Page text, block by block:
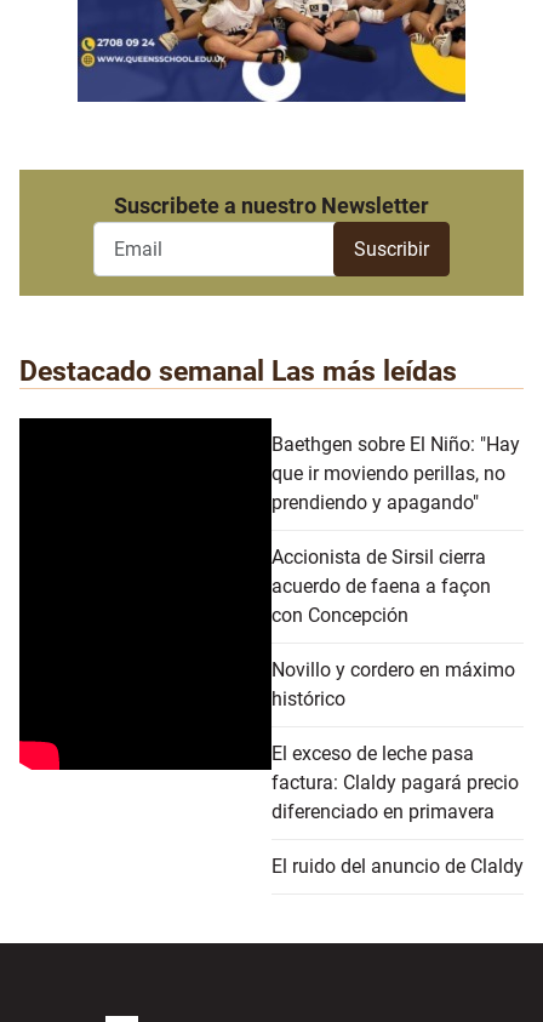
Suscribete a nuestro Newsletter
Destacado semanal Las más leídas
Baethgen sobre El Niño: "Hay
que ir moviendo perillas, no
prendiendo y apagando"
Accionista de Sirsil cierra
acuerdo de faena a façon
con Concepción
Novillo y cordero en máximo
histórico
El exceso de leche pasa
factura: Claldy pagará precio
diferenciado en primavera
El ruido del anuncio de Claldy